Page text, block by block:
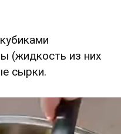
(жидкость из них
сырки.